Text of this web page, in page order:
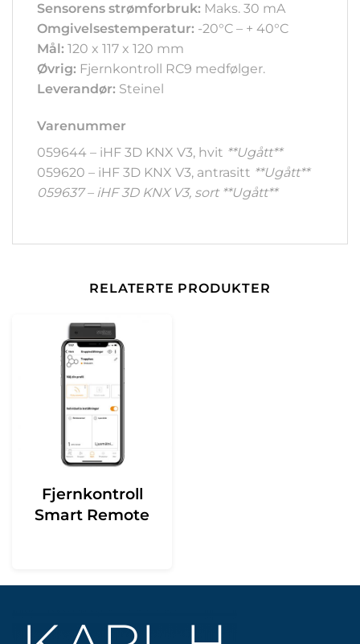
Sensorens strømforbruk: Maks. 30 mA
Omgivelsestemperatur: -20°C – + 40°C
Mål: 120 x 117 x 120 mm
Øvrig: Fjernkontroll RC9 medfølger.
Leverandør: Steinel
Varenummer
059644 – iHF 3D KNX V3, hvit **Ugått**
059620 – iHF 3D KNX V3, antrasitt **Ugått**
059637 – iHF 3D KNX V3, sort **Ugått**
RELATERTE PRODUKTER
Fjernkontroll
Smart Remote